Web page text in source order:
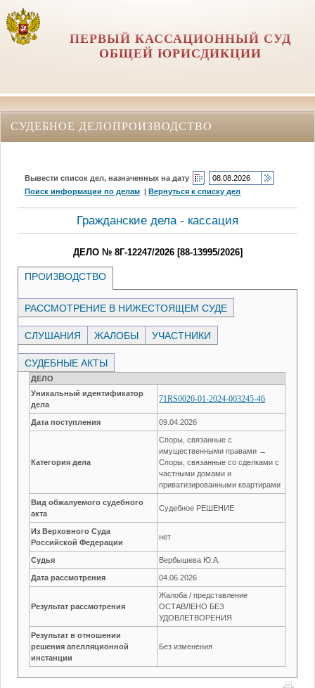
ПЕРВЫЙ КАССАЦИОННЫЙ СУД
ОБЩЕЙ ЮРИСДИКЦИИ
СУДЕБНОЕ ДЕЛОПРОИЗВОДСТВО
Вывести список дел, назначенных на дату
Поиск информации по делам |Вернуться к списку дел
Гражданские дела - кассация
ДЕЛО № 8Г-12247/2026 [88-13995/2026]
ПРОИЗВОДСТВО
РАССМОТРЕНИЕ В НИЖЕСТОЯЩЕМ СУДЕ
СЛУШАНИЯ ЖАЛОБЫ УЧАСТНИКИ
СУДЕБНЫЕ АКТЫ
ДЕЛО
Уникальный идентификатор
дела
71RS0026-01-2024-003245-46
Дата поступления 09.04.2026
Категория дела
Споры, связанные с
имущественными правами →
Споры, связанные со сделками с
частными домами и
приватизированными квартирами
Вид обжалуемого судебного
акта
Судебное РЕШЕНИЕ
Из Верховного Суда
Российской Федерации
нет
Судья Вербышева Ю.А.
Дата рассмотрения 04.06.2026
Результат рассмотрения
Жалоба / представление
ОСТАВЛЕНО БЕЗ
УДОВЛЕТВОРЕНИЯ
Результат в отношении
решения апелляционной
инстанции
Без изменения